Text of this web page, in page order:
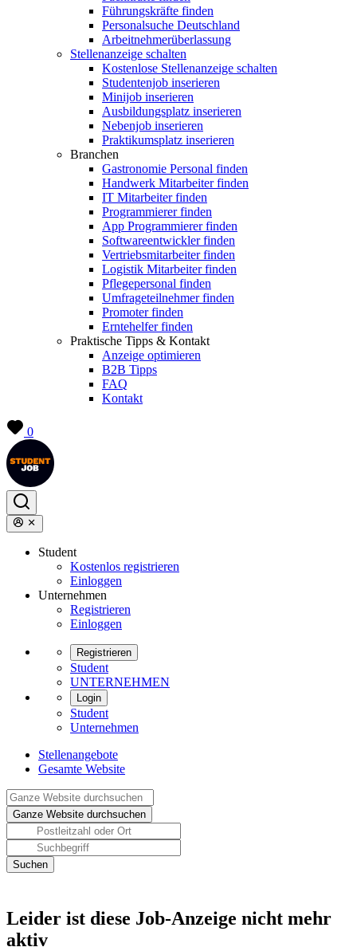
Führungskräfte finden
Personalsuche Deutschland
Arbeitnehmerüberlassung
Stellenanzeige schalten
Kostenlose Stellenanzeige schalten
Studentenjob inserieren
Minijob inserieren
Ausbildungsplatz inserieren
Nebenjob inserieren
Praktikumsplatz inserieren
Branchen
Gastronomie Personal finden
Handwerk Mitarbeiter finden
IT Mitarbeiter finden
Programmierer finden
App Programmierer finden
Softwareentwickler finden
Vertriebsmitarbeiter finden
Logistik Mitarbeiter finden
Pflegepersonal finden
Umfrageteilnehmer finden
Promoter finden
Erntehelfer finden
Praktische Tipps & Kontakt
Anzeige optimieren
B2B Tipps
FAQ
Kontakt
0
Student
Kostenlos registrieren
Einloggen
Unternehmen
Registrieren
Einloggen
Registrieren
Student
UNTERNEHMEN
Login
Student
Unternehmen
Stellenangebote
Gesamte Website
Leider ist diese Job-Anzeige nicht mehr
aktiv